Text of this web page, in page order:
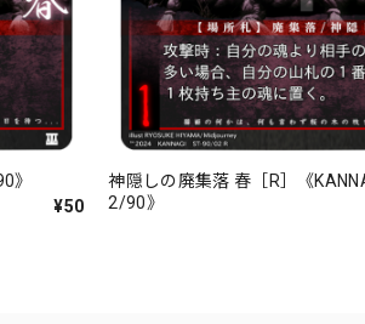
》
¥50
神隠しの廃集落 春［R］《
2/90》